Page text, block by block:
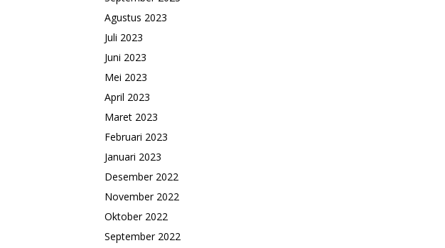
Agustus 2023
Juli 2023
Juni 2023
Mei 2023
April 2023
Maret 2023
Februari 2023
Januari 2023
Desember 2022
November 2022
Oktober 2022
September 2022